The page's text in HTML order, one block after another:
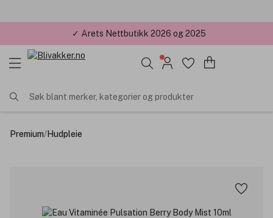
✓ Årets Nettbutikk 2026 og 2025
Søk blant merker, kategorier og produkter
Premium/Hudpleie